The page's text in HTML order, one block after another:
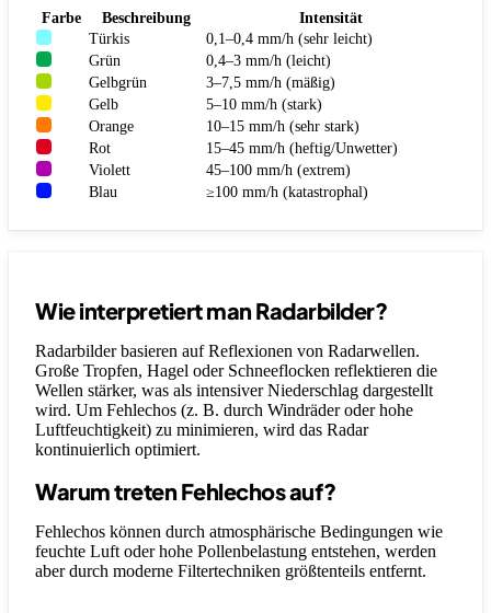
Farbe Beschreibung
Intensität
Türkis
0,1–0,4 mm/h (sehr leicht)
Grün
0,4–3 mm/h (leicht)
Gelbgrün
3–7,5 mm/h (mäßig)
Gelb
5–10 mm/h (stark)
Orange
10–15 mm/h (sehr stark)
Rot
15–45 mm/h (heftig/Unwetter)
Violett
45–100 mm/h (extrem)
Blau
≥100 mm/h (katastrophal)
Wie interpretiert man Radarbilder?
Radarbilder basieren auf Reflexionen von Radarwellen.
Große Tropfen, Hagel oder Schneeflocken reflektieren die
Wellen stärker, was als intensiver Niederschlag dargestellt
wird. Um Fehlechos (z. B. durch Windräder oder hohe
Luftfeuchtigkeit) zu minimieren, wird das Radar
kontinuierlich optimiert.
Warum treten Fehlechos auf?
Fehlechos können durch atmosphärische Bedingungen wie
feuchte Luft oder hohe Pollenbelastung entstehen, werden
aber durch moderne Filtertechniken größtenteils entfernt.